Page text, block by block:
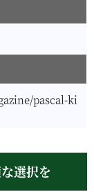
pascal-ki
選択を